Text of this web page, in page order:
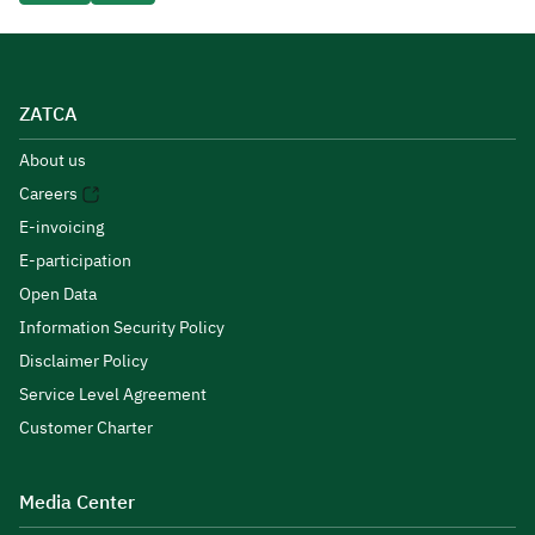
ZATCA
About us
Careers
E-invoicing
E-participation
Open Data
Information Security Policy
Disclaimer Policy
Service Level Agreement
Customer Charter
Media Center